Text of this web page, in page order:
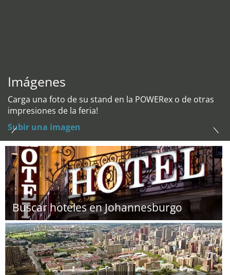
Imágenes
Carga una foto de su stand en la POWERex o de otras
impresiones de la feria!
Subir una imagen
Buscar hoteles en Johannesburgo